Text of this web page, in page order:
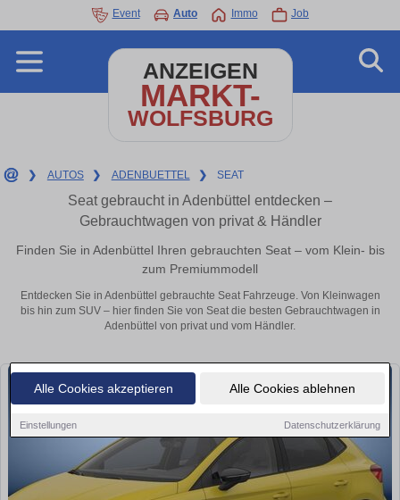
Alle Cookies akzeptieren Alle Cookies ablehnen
Einstellungen Datenschutzerklärung
Event Auto Immo Job
ANZEIGEN
MARKT-
WOLFSBURG
❯ AUTOS ❯ ADENBUETTEL ❯ SEAT
Seat gebraucht in Adenbüttel entdecken –
Gebrauchtwagen von privat & Händler
Finden Sie in Adenbüttel Ihren gebrauchten Seat – vom Klein- bis
zum Premiummodell
Entdecken Sie in Adenbüttel gebrauchte Seat Fahrzeuge. Von Kleinwagen
bis hin zum SUV – hier finden Sie von Seat die besten Gebrauchtwagen in
Adenbüttel von privat und vom Händler.